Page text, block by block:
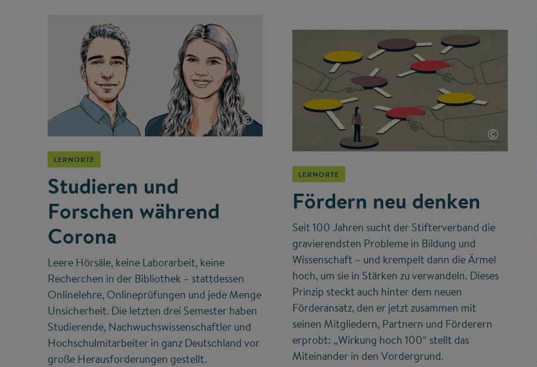
©
LERNORTE
Studieren und
Forschen während
Corona
Leere Hörsäle, keine Laborarbeit, keine
Recherchen in der Bibliothek – stattdessen
Onlinelehre, Onlineprüfungen und jede Menge
Unsicherheit. Die letzten drei Semester haben
Studierende, Nachwuchswissenschaftler und
Hochschulmitarbeiter in ganz Deutschland vor
große Herausforderungen gestellt.
©
LERNORTE
Fördern neu denken
Seit 100 Jahren sucht der Stifterverband die
gravierendsten Probleme in Bildung und
Wissenschaft – und krempelt dann die Ärmel
hoch, um sie in Stärken zu verwandeln. Dieses
Prinzip steckt auch hinter dem neuen
Förderansatz, den er jetzt zusammen mit
seinen Mitgliedern, Partnern und Förderern
erprobt: „Wirkung hoch 100“ stellt das
Miteinander in den Vordergrund.